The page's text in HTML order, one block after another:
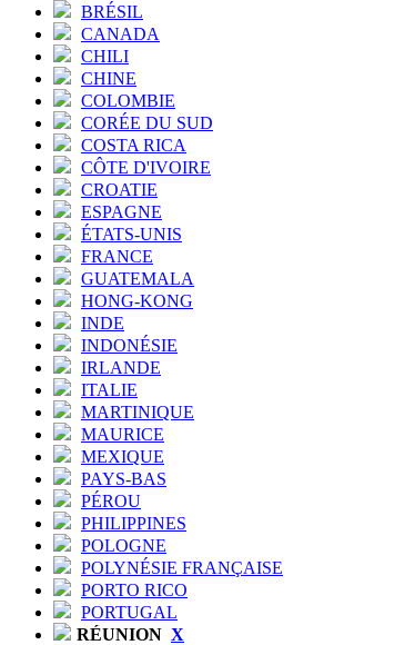
BRÉSIL
CANADA
CHILI
CHINE
COLOMBIE
CORÉE DU SUD
COSTA RICA
CÔTE D'IVOIRE
CROATIE
ESPAGNE
ÉTATS-UNIS
FRANCE
GUATEMALA
HONG-KONG
INDE
INDONÉSIE
IRLANDE
ITALIE
MARTINIQUE
MAURICE
MEXIQUE
PAYS-BAS
PÉROU
PHILIPPINES
POLOGNE
POLYNÉSIE FRANÇAISE
PORTO RICO
PORTUGAL
RÉUNION X